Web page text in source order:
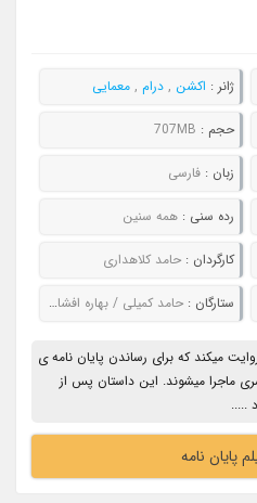
ژانر : اکشن , درام , معمایی
حجم : 707MB
زبان : فارسی
رده سنی : همه سنین
کارگردان : حامد کلاهداری
ستارگان : حامد کمیلی / بهاره افشاری / کامران تفتی / چکامه چمن ماه / محمدرضا شریفی نیا
دانشجو را روایت میکند که برای رساندن پایان نامه ی
ماجرا میشوند. این داستان پس از
پایان نامه